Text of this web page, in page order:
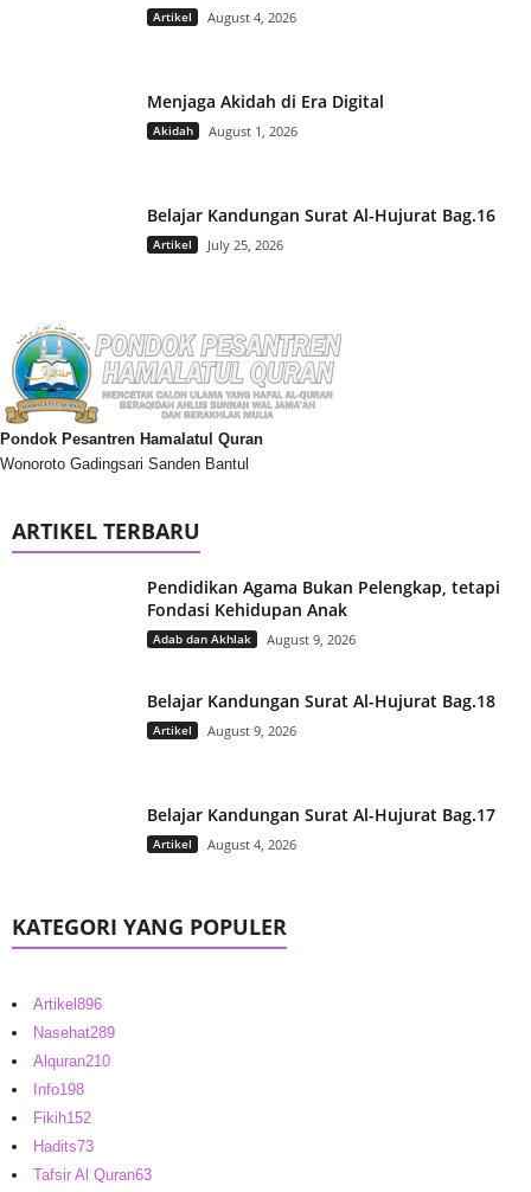
Artikel August 4, 2026
Menjaga Akidah di Era Digital
Akidah August 1, 2026
Belajar Kandungan Surat Al-Hujurat Bag.16
Artikel July 25, 2026
Pondok Pesantren Hamalatul Quran
Wonoroto Gadingsari Sanden Bantul
ARTIKEL TERBARU
Pendidikan Agama Bukan Pelengkap, tetapi
Fondasi Kehidupan Anak
Adab dan Akhlak August 9, 2026
Belajar Kandungan Surat Al-Hujurat Bag.18
Artikel August 9, 2026
Belajar Kandungan Surat Al-Hujurat Bag.17
Artikel August 4, 2026
KATEGORI YANG POPULER
Artikel896
Nasehat289
Alquran210
Info198
Fikih152
Hadits73
Tafsir Al Quran63